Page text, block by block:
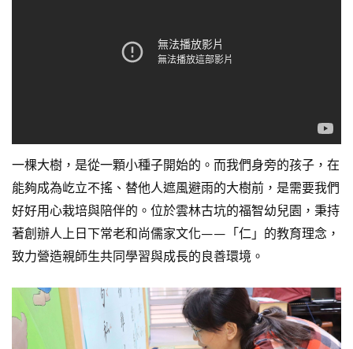
一棵大樹，是從一顆小種子開始的。而我們身旁的孩子，在
能夠成為屹立不搖、替他人遮風避雨的大樹前，是需要我們
好好用心栽培與陪伴的。 位於雲林古坑的福智幼兒園，秉持
著創辦人上日下常老和尚儒家文化——「仁」的教育理念，
致力營造親師生共同學習與成長的良善環境。